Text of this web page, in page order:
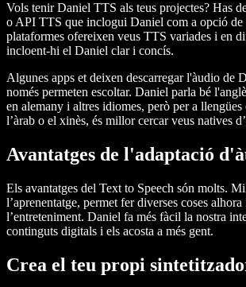
Vols tenir Daniel TTS als teus projectes? Has
o API TTS que inclogui Daniel com a opció de
plataformes ofereixen veus TTS variades i en
incloent-hi el Daniel clar i concís.
Algunes apps et deixen descarregar l'àudio de
només permeten escoltar. Daniel parla bé
en alemany i altres idiomes, però per a
l’àrab o el xinès, és millor cercar veus natives
Avantatges de l'adaptació
Els avantatges del Text to Speech són molts.
l’aprenentatge, permet fer diverses coses
l’entreteniment. Daniel fa més fàcil la nostra
continguts digitals i els acosta a més gent.
Crea el teu propi